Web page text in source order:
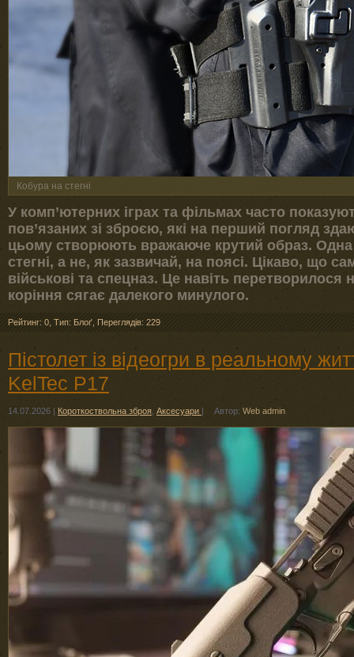
Кобура на стегні
У комп’ютерних іграх та фільмах часто
пов’язаних зі зброєю, які на перший погляд
цьому створюють вражаюче крутий образ. Одна
стегні, а не, як зазвичай, на поясі. Цікаво, що
військові та спецназ. Це навіть перетворилося
коріння сягає далекого минулого.
Рейтинг: 0 Тип: Блоґ Переглядів: 229
Пістолет із відеогри в реальному
KelTec P17
14.07.2026 | Короткоствольна зброя Аксесуари | Автор: Web admin